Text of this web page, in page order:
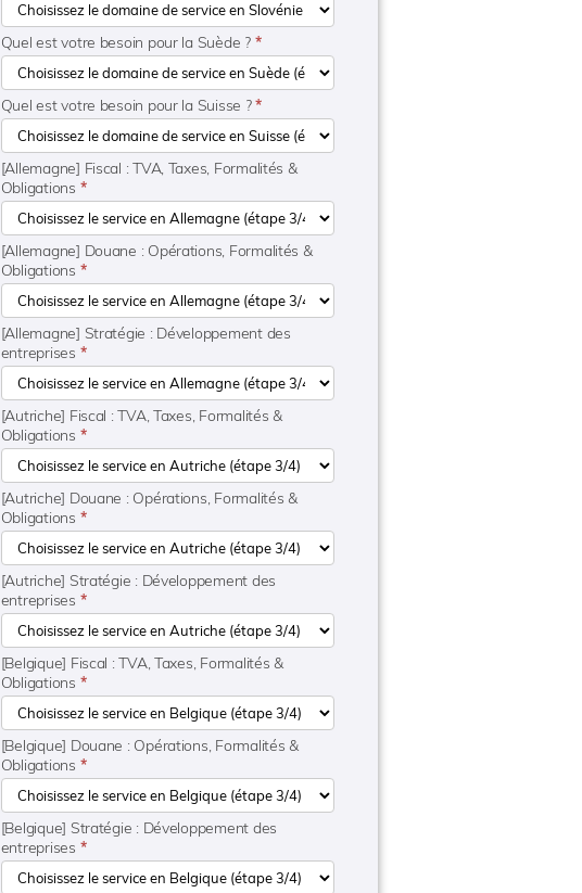
Quel est votre besoin pour la Suède ? *
Quel est votre besoin pour la Suisse ?*
[Allemagne] Fiscal : TVA, Taxes, Formalités &
Obligations *
[Allemagne] Douane : Opérations, Formalités &
Obligations *
[Allemagne] Stratégie : Développement des
entreprises *
[Autriche] Fiscal : TVA, Taxes, Formalités &
Obligations *
[Autriche] Douane : Opérations, Formalités &
Obligations *
[Autriche] Stratégie : Développement des
entreprises *
[Belgique] Fiscal : TVA, Taxes, Formalités &
Obligations *
[Belgique] Douane : Opérations, Formalités &
Obligations *
[Belgique] Stratégie : Développement des
entreprises *